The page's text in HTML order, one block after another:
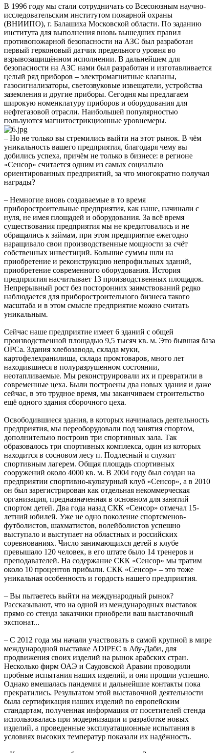
В 1996 году мы стали сотрудничать со Всесоюзным научно-
исследовательским институтом пожарной охраны
(ВНИИПО), г. Балашиха Московской области. По заданию
института для выполнения вновь вышедших правил
противопожарной безопасности на АЗС был разработан
первый герконовый датчик предельного уровня во
взрывозащищённом исполнении. В дальнейшем для
безопасности на АЗС нами был разработан и изготавливается
целый ряд приборов – электромагнитные клапаны,
газосигнализаторы, светозвуковые извещатели, устройства
заземления и другие приборы. Сегодня мы предлагаем
широкую номенклатуру приборов и оборудования для
нефтегазовой отрасли. Наибольшей популярностью
пользуются магнитострикционные уровнемеры.
– Но не только вы стремились выйти на этот рынок. В чём
уникальность вашего предприятия, благодаря чему вы
добились успеха, причём не только в бизнесе: в регионе
«Сенсор» считается одним из самых социально
ориентированных предприятий, за что многократно получал
награды?
– Немногие вновь создаваемые в то время
приборостроительные предприятия, как наше, начинали с
нуля, не имея площадей и оборудования. За всё время
существования предприятия мы не кредитовались и не
обращались к займам, при этом предприятие ежегодно
наращивало свои производственные мощности за счёт
собственных инвестиций. Большие суммы шли на
приобретение и реконструкцию непрофильных зданий,
приобретение современного оборудования. История
предприятия насчитывает 13 производственных площадок.
Непрерывный рост без посторонних заимствований редко
наблюдается для приборостроительного бизнеса такого
масштаба и в этом смысле предприятие можно считать
уникальным.
Сейчас наше предприятие имеет 6 зданий с общей
производственной площадью 9,5 тысяч кв. м. Это бывшая база
ОРСа. Здания хлебозавода, склада муки,
картофелехранилища, склада промтоваров, много лет
находившиеся в полуразрушенном состоянии,
неотапливаемые. Мы реконструировали их и превратили в
современные цеха. Были построены два новых здания и даже
сейчас, в это трудное время, мы заканчиваем строительство
ещё одного здания сборочного цеха.
Освободившиеся здания, в которых начиналась деятельность
предприятия, мы переоборудовали под занятия спортом,
дополнительно построив три спортивных зала. Так
образовалось три спортивных комплекса, один из которых
находится в сосновом лесу п. Подлесный и служит
спортивным лагерем. Общая площадь спортивных
сооружений около 4000 кв. м. В 2004 году был создан на
предприятии спортивно-культурный клуб «Сенсор», а в 2010
он был зарегистрирован как отдельная некоммерческая
организация, предназначенная в основном для занятий
спортом детей. Два года назад СКК «Сенсор» отмечал 15-
летний юбилей. Уже не одно поколение спортсменов-
футболистов, шахматистов, волейболистов успешно
выступало и выступает на областных и российских
соревнованиях. Число занимающихся детей в клубе
превышало 120 человек, в его штате было 14 тренеров и
преподавателей. На содержание СКК «Сенсор» мы тратим
около 10 процентов прибыли. СКК «Сенсор» – это тоже
уникальная особенность и гордость нашего предприятия.
– Вы пытаетесь выйти на международный рынок?
Рассказывают, что на одной из международных выставок
прямо со стенда заказчики приобрели ваш выставочный
экспонат...
– С 2012 года мы начали участвовать в самой крупной в мире
международной выставке ADIPEC в Абу-Даби, для
продвижения своих изделий на рынок арабских стран.
Несколько фирм ОАЭ и Саудовской Аравии проводили
пробные испытания наших изделий, и они прошли успешно.
Однако вмешалась пандемия и дальнейшие контакты пока
прекратились. Результатом этой выставочной деятельности
была сертификация наших изделий по европейским
стандартам, полученная информация от посетителей стенда
использовалась при модернизации и разработке новых
изделий, а проведенные эксплуатационные испытания в
условиях высоких температур показали их надёжность.